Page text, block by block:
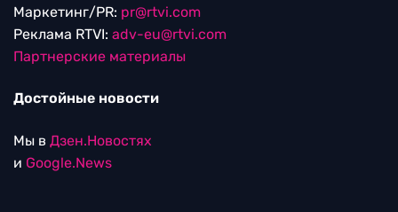
Маркетинг/PR: pr@rtvi.com
Реклама RTVI: adv-eu@rtvi.com
Партнерские материалы
Достойные новости
Мы в Дзен.Новостях
и Google.News